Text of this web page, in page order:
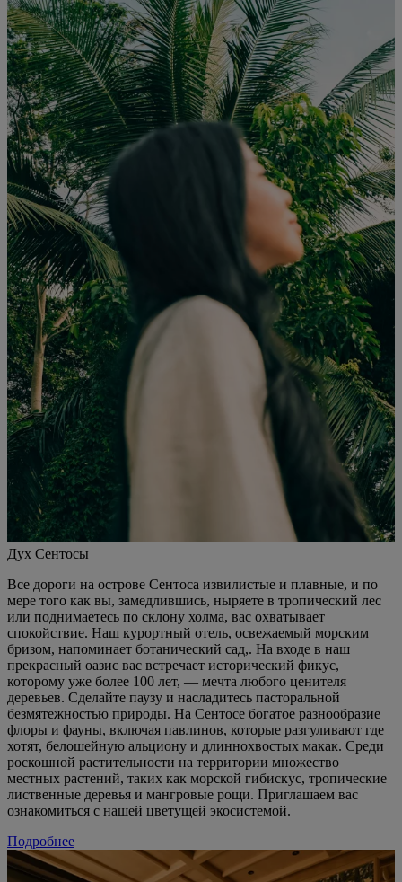
Дух Сентосы
Все дороги на острове Сентоса извилистые и плавные, и по
мере того как вы, замедлившись, ныряете в тропический лес
или поднимаетесь по склону холма, вас охватывает
спокойствие. Наш курортный отель, освежаемый морским
бризом, напоминает ботанический сад,. На входе в наш
прекрасный оазис вас встречает исторический фикус,
которому уже более 100 лет, — мечта любого ценителя
деревьев. Сделайте паузу и насладитесь пасторальной
безмятежностью природы. На Сентосе богатое разнообразие
флоры и фауны, включая павлинов, которые разгуливают где
хотят, белошейную альциону и длиннохвостых макак. Среди
роскошной растительности на территории множество
местных растений, таких как морской гибискус, тропические
лиственные деревья и мангровые рощи. Приглашаем вас
ознакомиться с нашей цветущей экосистемой.
Подробнее